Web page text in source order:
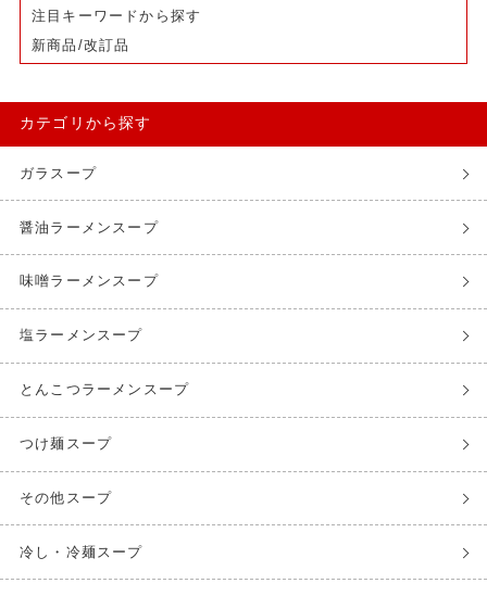
注目キーワードから探す
新商品/改訂品
カテゴリから探す
ガラスープ
醤油ラーメンスープ
味噌ラーメンスープ
塩ラーメンスープ
とんこつラーメンスープ
つけ麺スープ
その他スープ
冷し・冷麺スープ